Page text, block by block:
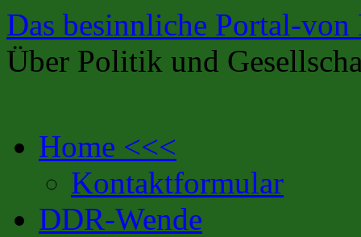
Das besinnliche Portal-von
Über Politik und
Inhalt
springenHome <<<
Kontaktformular
DDR-Wende